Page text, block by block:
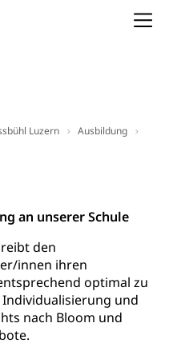
Luzern
Ausbildung
an unserer Schule
den
innen ihren
optimal zu
und
nach Bloom und
Unfallverhütung,
(WAS Luzern)
- Sozialhilfe
(Dienststelle)
Psychopharmaka